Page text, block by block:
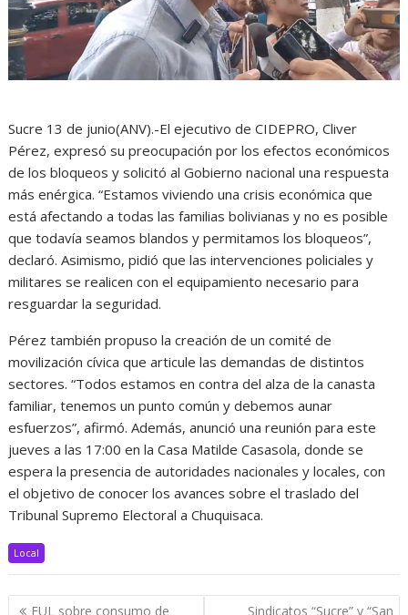
Sucre 13 de junio(ANV).-El ejecutivo de CIDEPRO, Cliver
Pérez, expresó su preocupación por los efectos económicos
de los bloqueos y solicitó al Gobierno nacional una respuesta
más enérgica. “Estamos viviendo una crisis económica que
está afectando a todas las familias bolivianas y no es posible
que todavía seamos blandos y permitamos los bloqueos”,
declaró. Asimismo, pidió que las intervenciones policiales y
militares se realicen con el equipamiento necesario para
resguardar la seguridad.
Pérez también propuso la creación de un comité de
movilización cívica que articule las demandas de distintos
sectores. “Todos estamos en contra del alza de la canasta
familiar, tenemos un punto común y debemos aunar
esfuerzos”, afirmó. Además, anunció una reunión para este
jueves a las 17:00 en la Casa Matilde Casasola, donde se
espera la presencia de autoridades nacionales y locales, con
el objetivo de conocer los avances sobre el traslado del
Tribunal Supremo Electoral a Chuquisaca.
Local
Navegación
FUL sobre consumo de
Sindicatos “Sucre” y “San